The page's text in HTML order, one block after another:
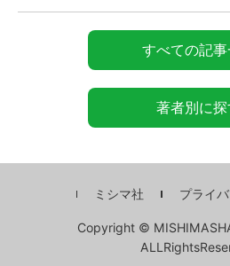
すべての記
著者別に探
ミシマ社 プライ
Copyright ©